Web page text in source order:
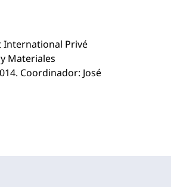
International Privé
Materiales
Coordinador: José